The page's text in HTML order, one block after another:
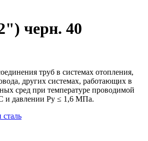
черн. 40
труб в системах отопления,
других системах, работающих в
сред при температуре проводимой
и давлении Ру ≤ 1,6 МПа.